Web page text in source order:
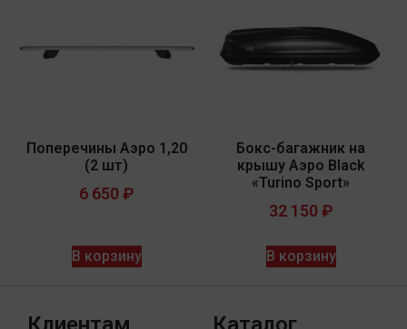
Поперечины Аэро 1,20
(2 шт)
6 650 ₽
В корзину
Бокс-багажник на
крышу Аэро Black
«Turino Sport»
32 150 ₽
В корзину